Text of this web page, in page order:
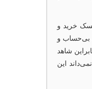
خرید و
بی‌حساب و
شاهد
این